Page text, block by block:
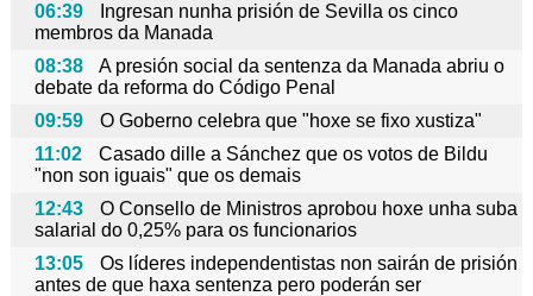
06:39
Ingresan nunha prisión de Sevilla os cinco
membros da Manada
08:38
A presión social da sentenza da Manada abriu o
debate da reforma do Código Penal
09:59
O Goberno celebra que "hoxe se fixo xustiza"
11:02
Casado dille a Sánchez que os votos de Bildu
"non son iguais" que os demais
12:43
O Consello de Ministros aprobou hoxe unha suba
salarial do 0,25% para os funcionarios
13:05
Os líderes independentistas non sairán de prisión
antes de que haxa sentenza pero poderán ser